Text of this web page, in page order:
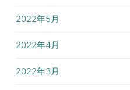
2022年5月
2022年4月
2022年3月